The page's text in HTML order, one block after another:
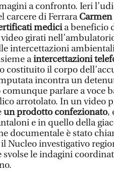
a confronto. Ieri
carcere di FerraraCarmen
medicia beneficio
girati
intercettazioni
aintercettazioni
costituito il corpo
incontra un
parlare a voce
arrotolato. In un video
un prodotto confezionato,
e in quello della
documentale è stato
Nucleo investigativo
svolse le indagini